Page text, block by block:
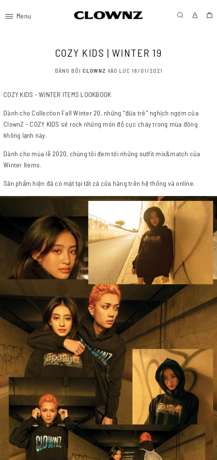
Menu
COZY KIDS | WINTER 19
ĐĂNG BỞI CLOWNZ VÀO LÚC 18/01/2021
COZY KIDS - WINTER ITEMS LOOKBOOK
Dành cho Collection Fall Winter 20, những "đứa trẻ" nghịch ngợm của
ClownZ - COZY KIDS sẽ rock những món đồ cực cháy trong mùa đông
không lạnh này.
Dành cho mùa lễ 2020, chúng tôi đem tới những outfit mix&match của
Winter Items.
Sản phẩm hiện đã có mặt tại tất cả cửa hàng trên hệ thống và online.